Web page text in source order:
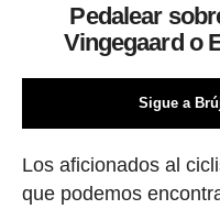
Pedalear
Vingegaard o
Sigue a
Los aficionados al
que podemos